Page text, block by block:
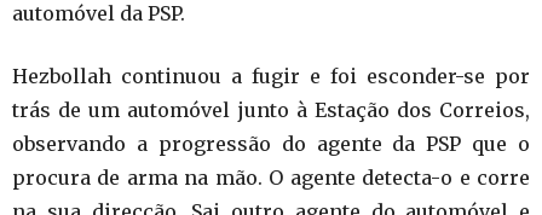
automóvel da PSP.
Hezbollah continuou a fugir e foi esconder-se por
trás de um automóvel junto à Estação dos Correios,
observando a progressão do agente da PSP que o
procura de arma na mão. O agente detecta-o e corre